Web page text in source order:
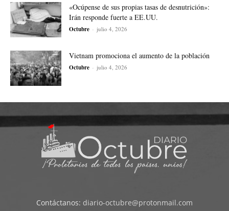
«Ocúpense de sus propias tasas de desnutrición»:
Irán responde fuerte a EE.UU.
Octubre - julio 4, 2026
Vietnam promociona el aumento de la población
Octubre - julio 4, 2026
Contáctanos: diario-octubre@protonmail.com